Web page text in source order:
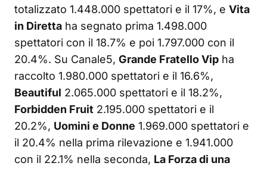
totalizzato 1.448.000 spettatori e il 17%, e Vita
in Diretta ha segnato prima 1.498.000
spettatori con il 18.7% e poi 1.797.000 con il
20.4%. Su Canale5, Grande Fratello Vip ha
raccolto 1.980.000 spettatori e il 16.6%,
Beautiful 2.065.000 spettatori e il 18.2%,
Forbidden Fruit 2.195.000 spettatori e il
20.2%, Uomini e Donne 1.969.000 spettatori e
il 20.4% nella prima rilevazione e 1.941.000
con il 22.1% nella seconda, La Forza di una